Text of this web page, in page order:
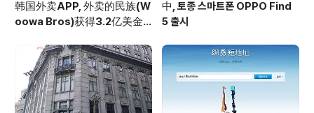
韩国外卖APP, 外卖的民族(W
oowa Bros)获得3.2亿美金
中, 토종 스마트폰 OPPO Find
5 출시